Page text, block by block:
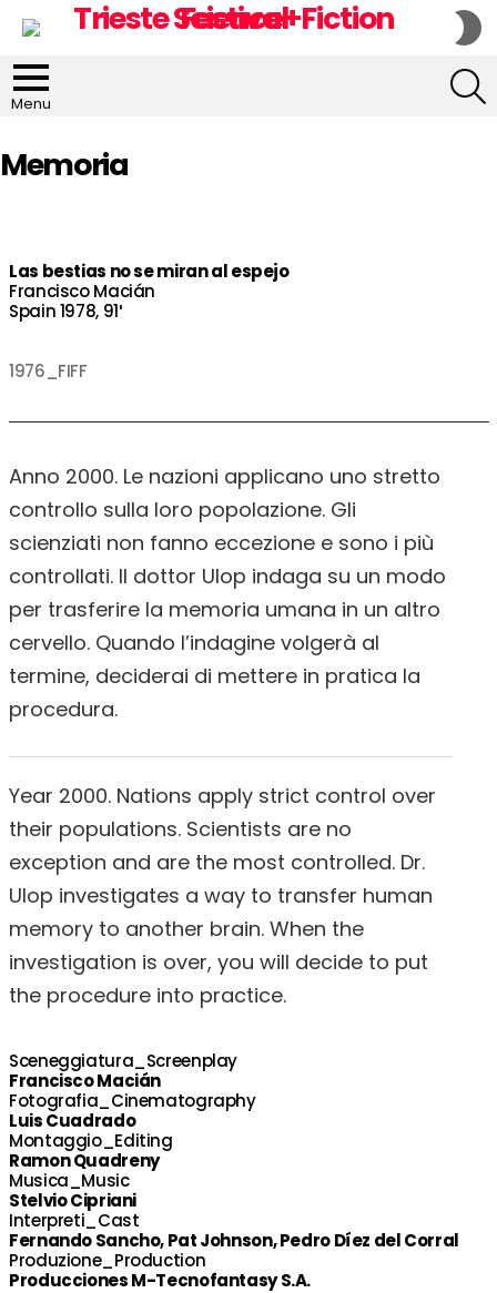
Menu
Memoria
Las bestias no se miran al espejo
Francisco Macián
Spain 1978, 91′
1976_FIFF
Anno 2000. Le nazioni applicano uno stretto
controllo sulla loro popolazione. Gli
scienziati non fanno eccezione e sono i più
controllati. Il dottor Ulop indaga su un modo
per trasferire la memoria umana in un altro
cervello. Quando l’indagine volgerà al
termine, deciderai di mettere in pratica la
procedura.
Year 2000. Nations apply strict control over
their populations. Scientists are no
exception and are the most controlled. Dr.
Ulop investigates a way to transfer human
memory to another brain. When the
investigation is over, you will decide to put
the procedure into practice.
Sceneggiatura_Screenplay
Francisco Macián
Fotografia_Cinematography
Luis Cuadrado
Montaggio_Editing
Ramon Quadreny
Musica_Music
Stelvio Cipriani
Interpreti_Cast
Fernando Sancho, Pat Johnson, Pedro Díez del Corral
Produzione_Production
Producciones M-Tecnofantasy S.A.